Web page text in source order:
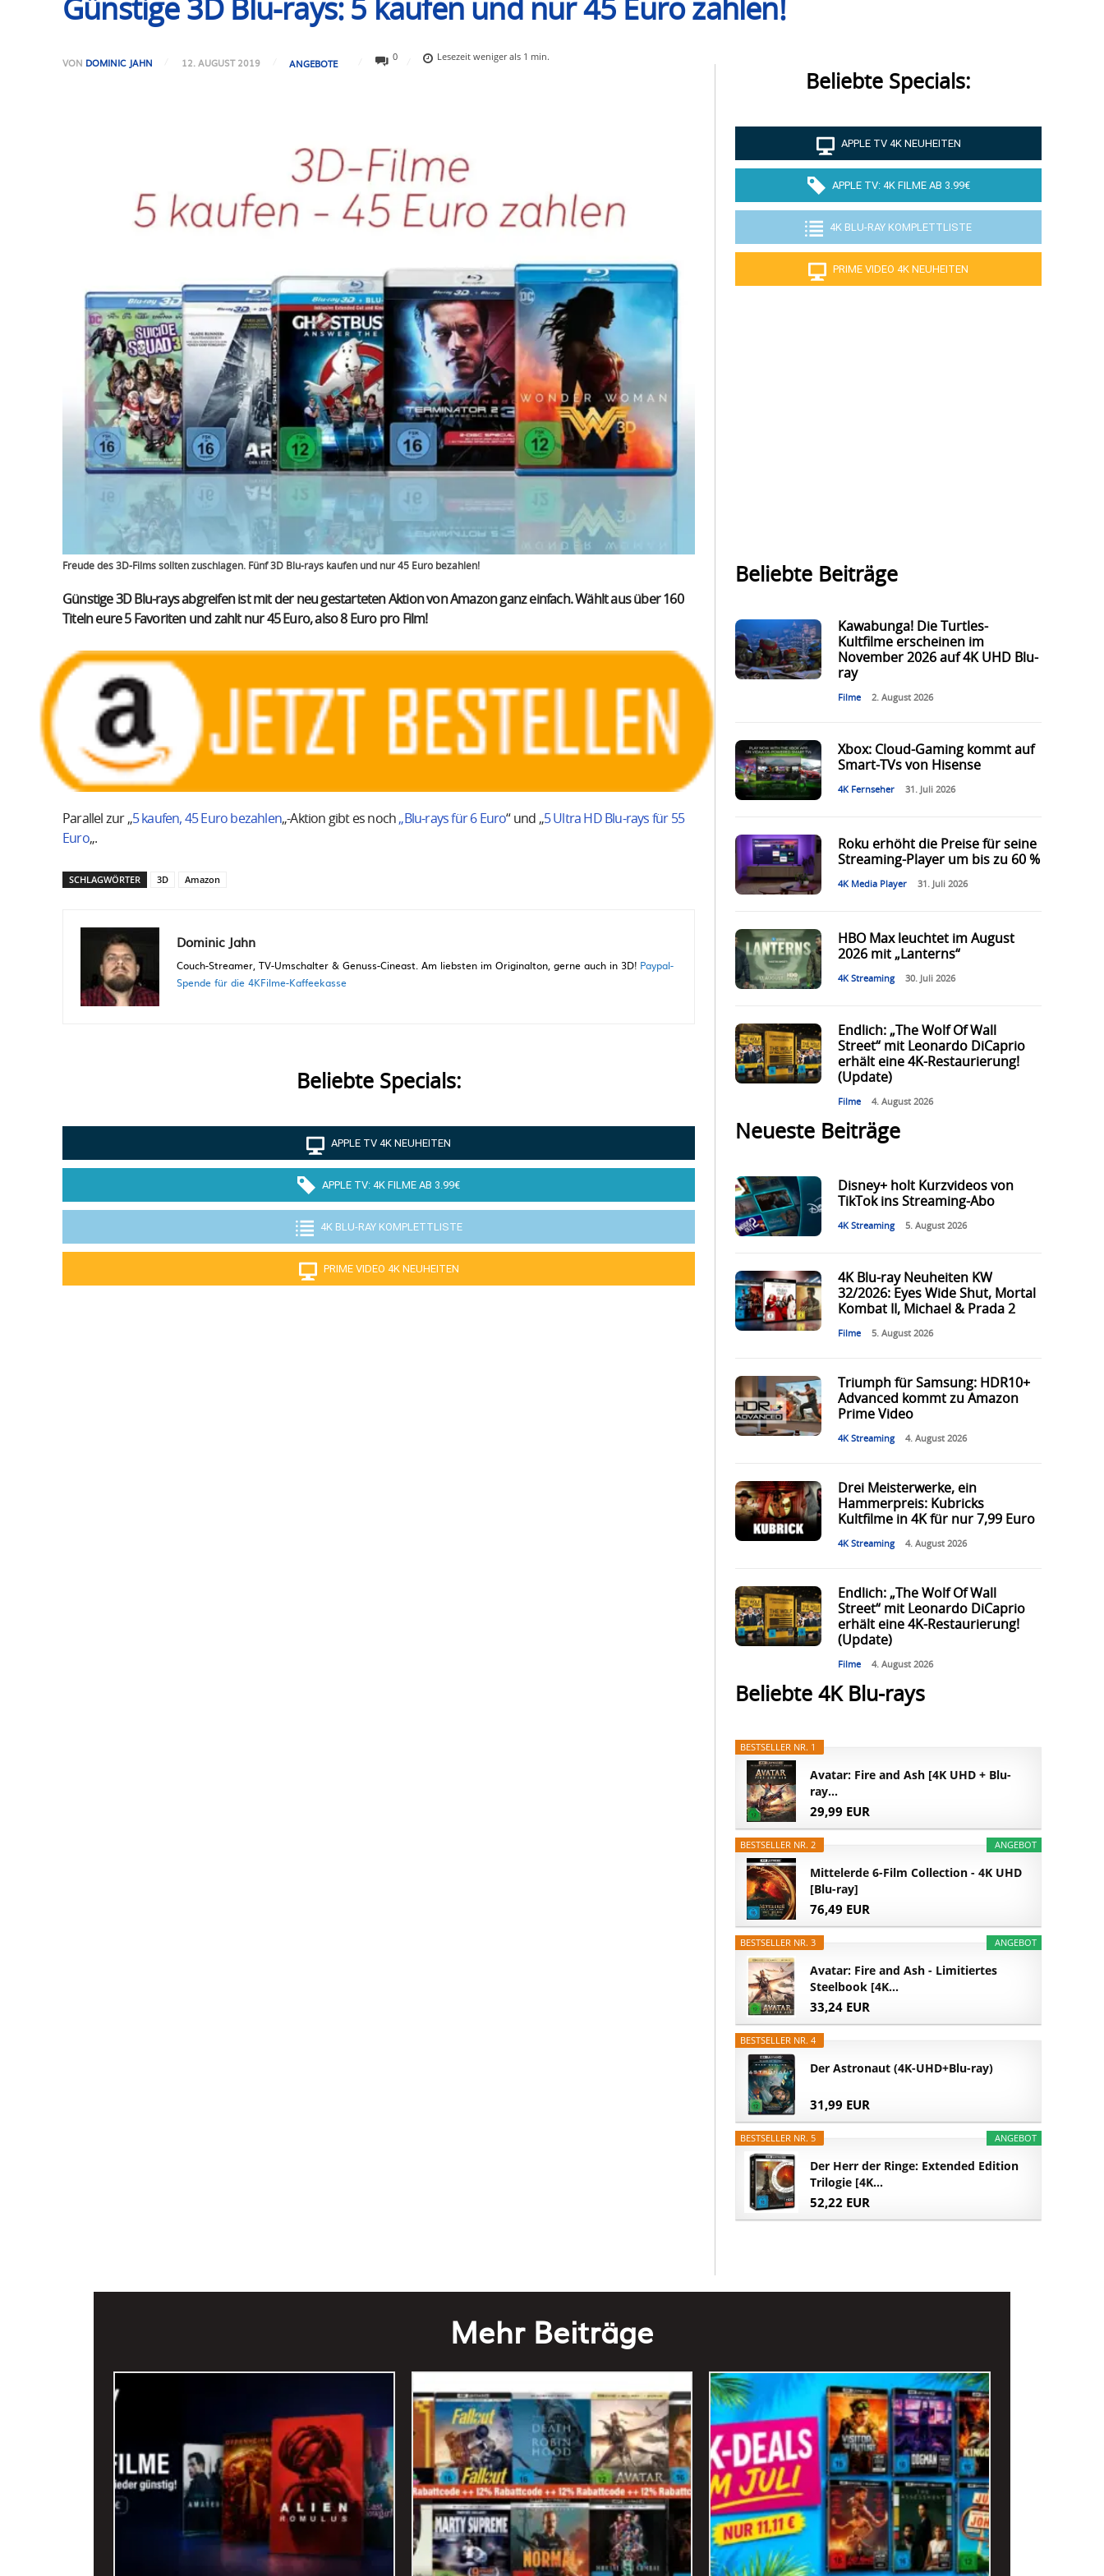
Günstige 3D Blu-rays: 5 kaufen und nur 45 Euro zahlen!
VON DOMINIC JAHN 12. AUGUST 2019 ANGEBOTE
0 Lesezeitweniger als 1 min.
Freude des 3D-Films sollten zuschlagen. Fünf 3D Blu-rays kaufen und nur 45 Euro bezahlen!
Günstige 3D Blu-rays abgreifen ist mit der neu gestarteten Aktion von Amazon ganz einfach. Wählt aus über 160
Titeln eure 5 Favoriten und zahlt nur 45 Euro, also 8 Euro pro Film!
Parallel zur „5 kaufen, 45 Euro bezahlen„-Aktion gibt es noch „Blu-rays für 6 Euro“ und „5 Ultra HD Blu-rays für 55
Euro„.
SCHLAGWÖRTER 3D Amazon
Dominic Jahn
Couch-Streamer, TV-Umschalter & Genuss-Cineast. Am liebsten im Originalton, gerne auch in 3D! Paypal-
Spende für die 4KFilme-Kaffeekasse
Beliebte Specials:
APPLE TV 4K NEUHEITEN
APPLE TV: 4K FILME AB 3.99€
4K BLU-RAY KOMPLETTLISTE
PRIME VIDEO 4K NEUHEITEN
Beliebte Specials:
APPLE TV 4K NEUHEITEN
APPLE TV: 4K FILME AB 3.99€
4K BLU-RAY KOMPLETTLISTE
PRIME VIDEO 4K NEUHEITEN
Beliebte Beiträge
Kawabunga! Die Turtles-
Kultfilme erscheinen im
November 2026 auf 4K UHD Blu-
ray
Filme 2. August 2026
Xbox: Cloud-Gaming kommt auf
Smart-TVs von Hisense
4K Fernseher 31. Juli 2026
Roku erhöht die Preise für seine
Streaming-Player um bis zu 60 %
4K Media Player 31. Juli 2026
HBO Max leuchtet im August
2026 mit „Lanterns“
4K Streaming 30. Juli 2026
Endlich: „The Wolf Of Wall
Street“ mit Leonardo DiCaprio
erhält eine 4K-Restaurierung!
(Update)
Filme 4. August 2026
Neueste Beiträge
Disney+ holt Kurzvideos von
TikTok ins Streaming-Abo
4K Streaming 5. August 2026
4K Blu-ray Neuheiten KW
32/2026: Eyes Wide Shut, Mortal
Kombat II, Michael & Prada 2
Filme 5. August 2026
Triumph für Samsung: HDR10+
Advanced kommt zu Amazon
Prime Video
4K Streaming 4. August 2026
Drei Meisterwerke, ein
Hammerpreis: Kubricks
Kultfilme in 4K für nur 7,99 Euro
4K Streaming 4. August 2026
Endlich: „The Wolf Of Wall
Street“ mit Leonardo DiCaprio
erhält eine 4K-Restaurierung!
(Update)
Filme 4. August 2026
Beliebte 4K Blu-rays
BESTSELLER NR. 1
Avatar: Fire and Ash [4K UHD + Blu-
ray...
29,99 EUR
ANGEBOT
BESTSELLER NR. 2
Mittelerde 6-Film Collection - 4K UHD
[Blu-ray]
76,49 EUR
ANGEBOT
BESTSELLER NR. 3
Avatar: Fire and Ash - Limitiertes
Steelbook [4K...
33,24 EUR
BESTSELLER NR. 4
Der Astronaut (4K-UHD+Blu-ray)
31,99 EUR
ANGEBOT
BESTSELLER NR. 5
Der Herr der Ringe: Extended Edition
Trilogie [4K...
52,22 EUR
Mehr Beiträge